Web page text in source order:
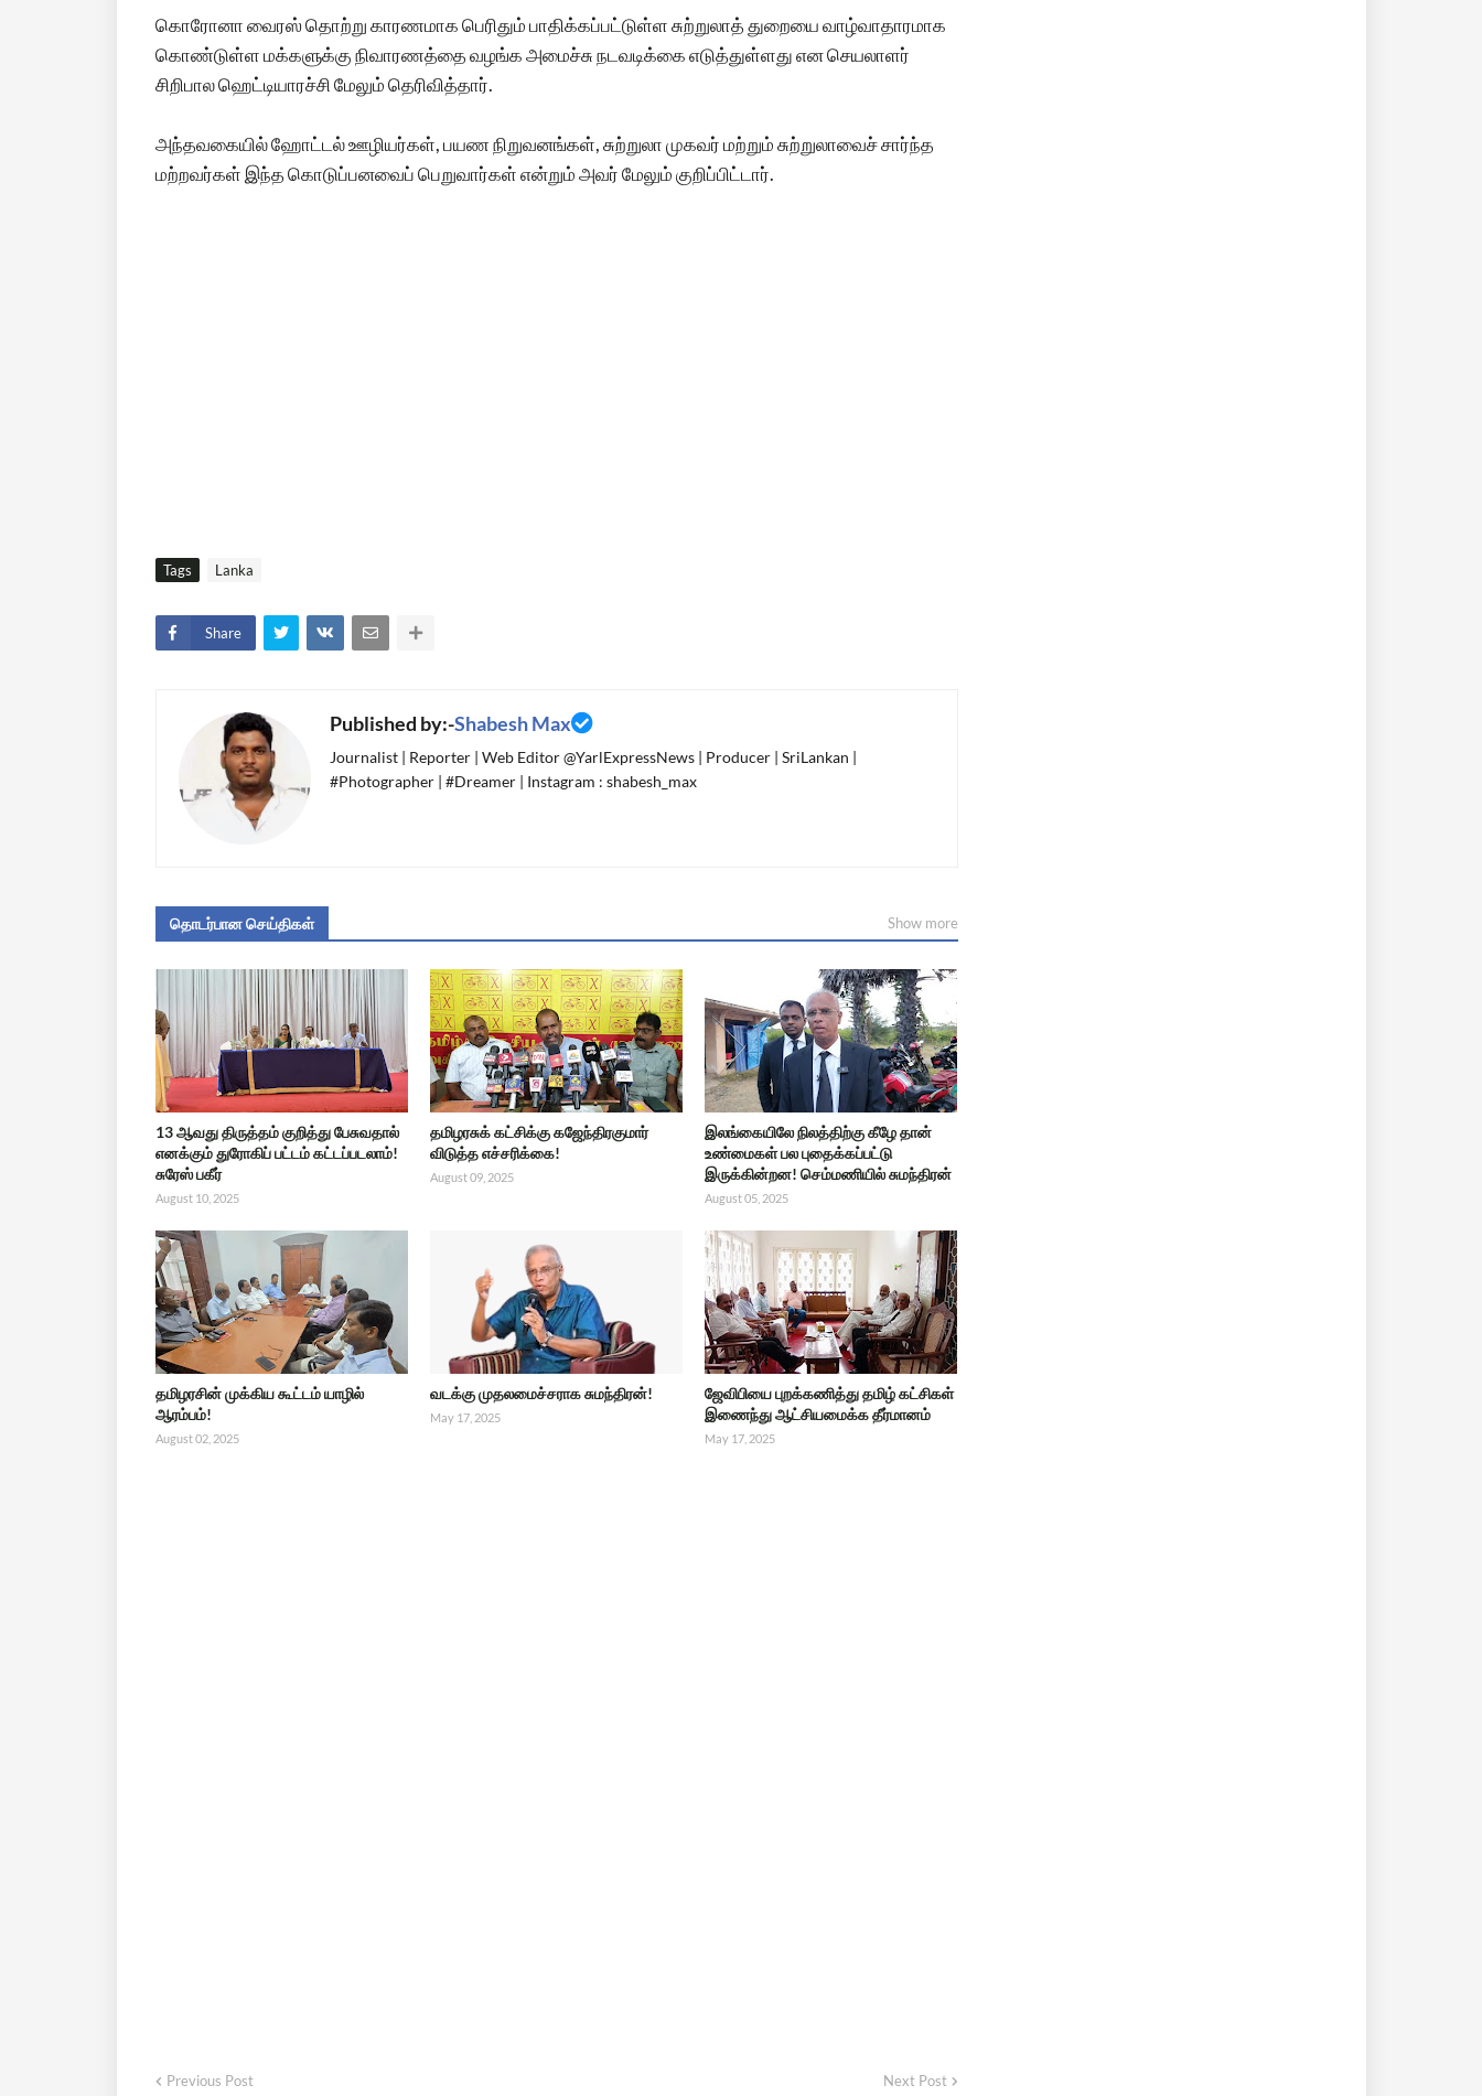
கொரோனா வைரஸ் தொற்று காரணமாக பெரிதும் பாதிக்கப்பட்டுள்ள சுற்றுலாத் துறையை வாழ்வாதாரமாக
கொண்டுள்ள மக்களுக்கு நிவாரணத்தை வழங்க அமைச்சு நடவடிக்கை எடுத்துள்ளது என செயலாளர்
சிறிபால ஹெட்டியாரச்சி மேலும் தெரிவித்தார்.
அந்தவகையில் ஹோட்டல் ஊழியர்கள், பயண நிறுவனங்கள், சுற்றுலா முகவர் மற்றும் சுற்றுலாவைச் சார்ந்த
மற்றவர்கள் இந்த கொடுப்பனவைப் பெறுவார்கள் என்றும் அவர் மேலும் குறிப்பிட்டார்.
Tags Lanka
Share
Published by:-Shabesh Max
Journalist | Reporter | Web Editor @YarlExpressNews | Producer | SriLankan |
#Photographer | #Dreamer | Instagram : shabesh_max
தொடர்பான செய்திகள் Show more
13 ஆவது திருத்தம் குறித்து பேசுவதால்
எனக்கும் துரோகிப் பட்டம் கட்டப்படலாம்!
சுரேஸ் பகீர்
August 10, 2025
தமிழரசுக் கட்சிக்கு கஜேந்திரகுமார்
விடுத்த எச்சரிக்கை!
August 09, 2025
இலங்கையிலே நிலத்திற்கு கீழே தான்
உண்மைகள் பல புதைக்கப்பட்டு
இருக்கின்றன! செம்மணியில் சுமந்திரன்
August 05, 2025
தமிழரசின் முக்கிய கூட்டம் யாழில்
ஆரம்பம்!
August 02, 2025
வடக்கு முதலமைச்சராக சுமந்திரன்!
May 17, 2025
ஜேவிபியை புறக்கணித்து தமிழ் கட்சிகள்
இணைந்து ஆட்சியமைக்க தீர்மானம்
May 17, 2025
Previous Post Next Post